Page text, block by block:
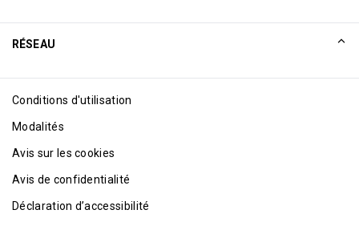
Excellence Awards
Blog
RÉSEAU
Conditions d'utilisation
Modalités
Avis sur les cookies
Avis de confidentialité
Déclaration d’accessibilité